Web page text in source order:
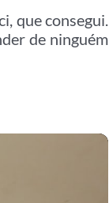
que consegui.
de ninguém